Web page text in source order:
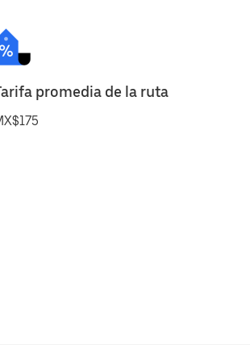
promedia de la ruta